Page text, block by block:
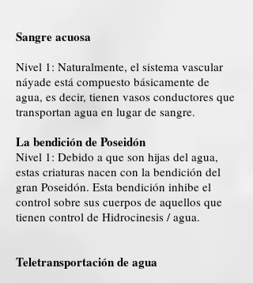
Sangre acuosa
Nivel 1: Naturalmente, el sistema vascular
náyade está compuesto básicamente de
agua, es decir, tienen vasos conductores que
transportan agua en lugar de sangre.
La bendición de Poseidón
Nivel 1: Debido a que son hijas del agua,
estas criaturas nacen con la bendición del
gran Poseidón. Esta bendición inhibe el
control sobre sus cuerpos de aquellos que
tienen control de Hidrocinesis / agua.
Teletransportación de agua